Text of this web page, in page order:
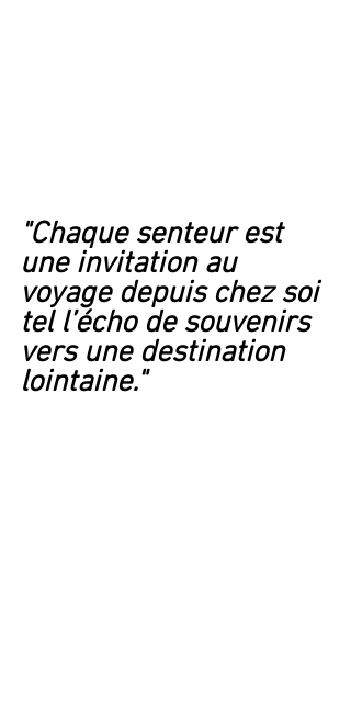
"Chaque senteur est
une invitation au
voyage depuis chez soi
tel l’écho de souvenirs
vers une destination
lointaine."